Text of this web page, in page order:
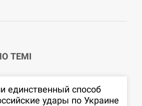
ТЕМІ
единственный способ
удары по Украине